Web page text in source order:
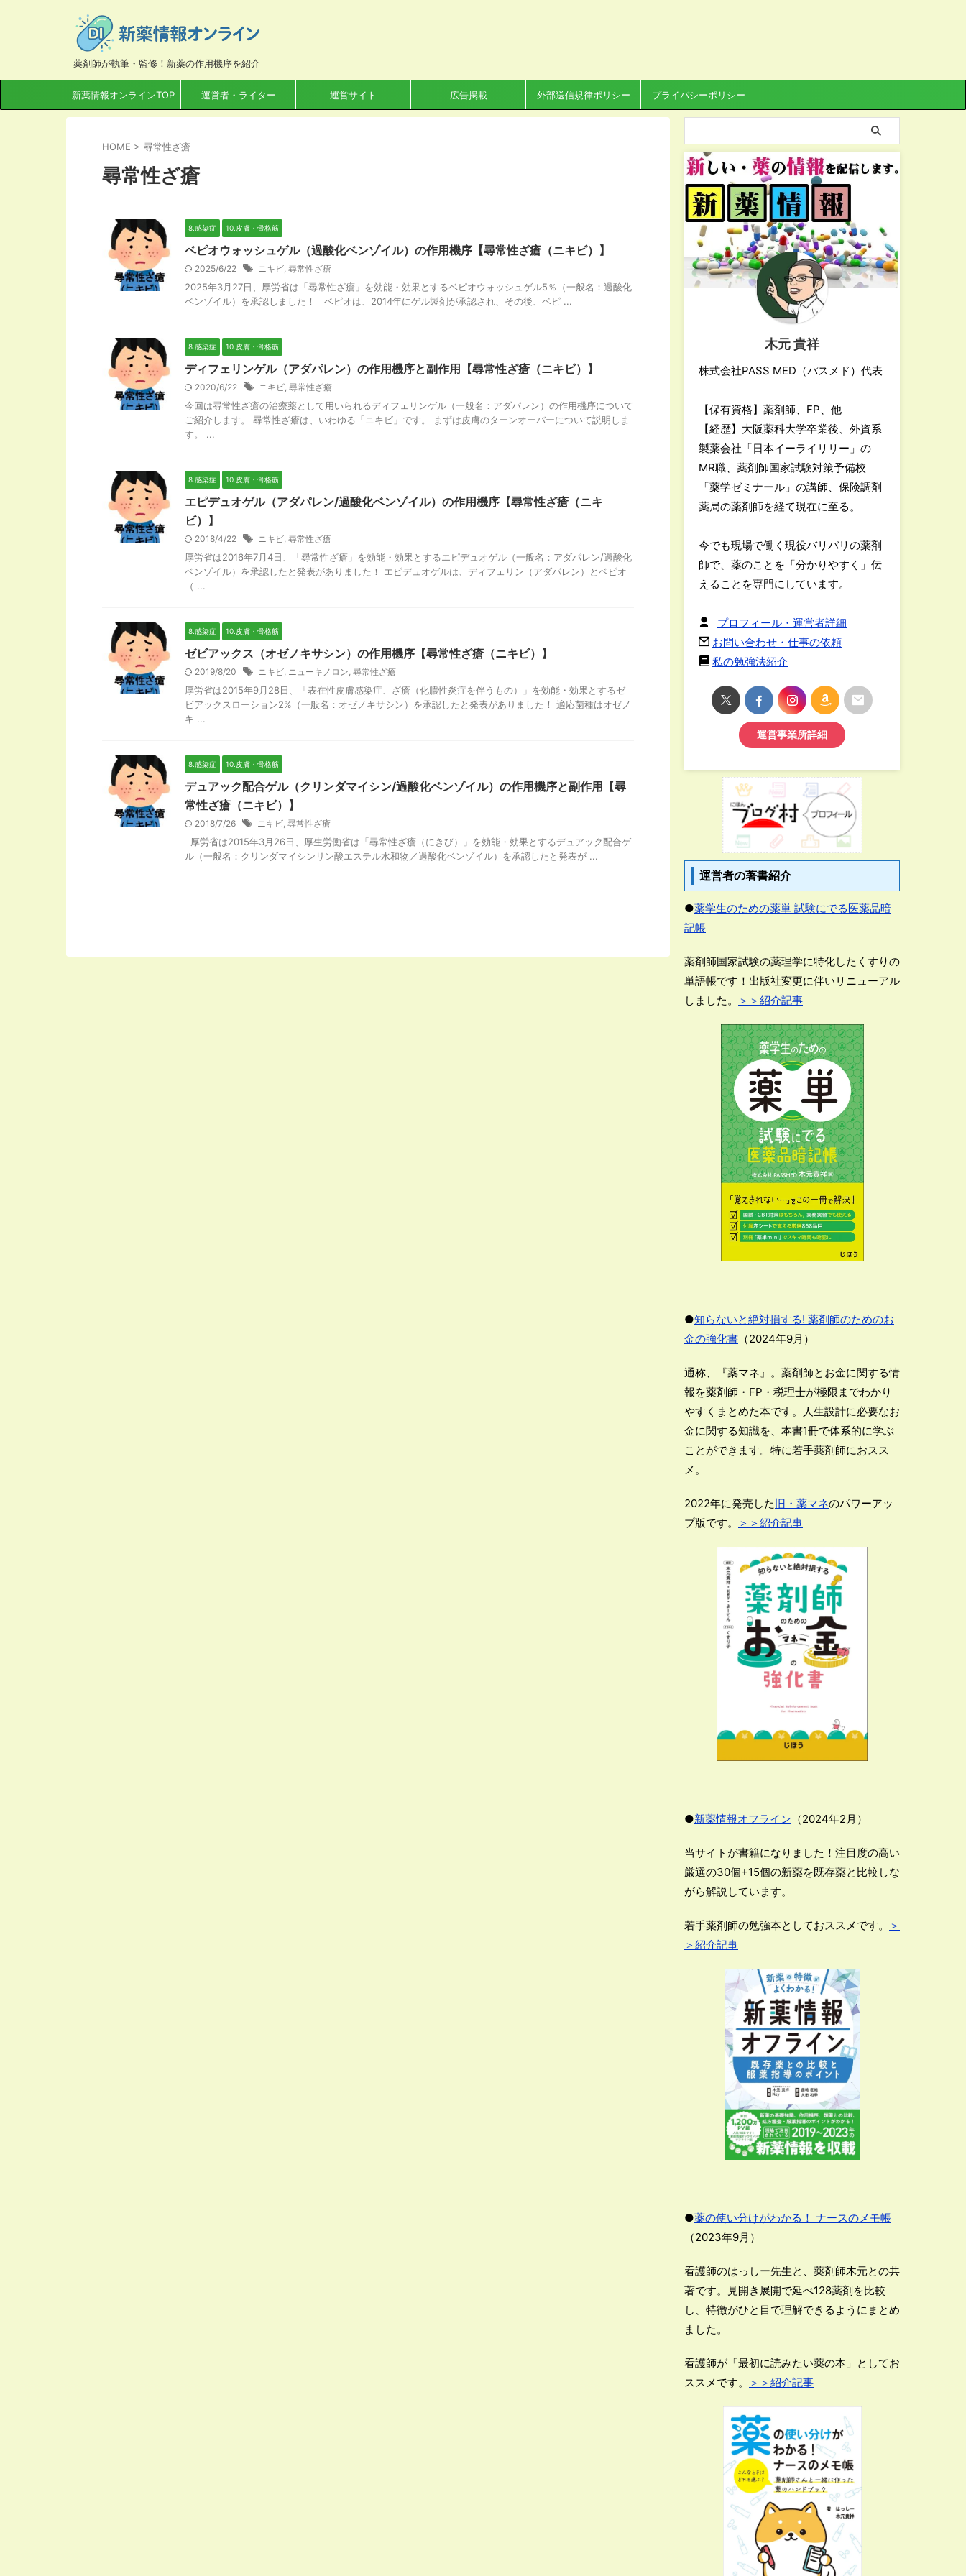
薬剤師が執筆・監修！新薬の作用機序を紹介
新薬情報オンラインTOP 運営者・ライター 運営サイト 広告掲載 外部送信規律ポリシー プライバシーポリシー
HOME > 尋常性ざ瘡
尋常性ざ瘡
8.感染症 10.皮膚・骨格筋
ベピオウォッシュゲル（過酸化ベンゾイル）の作用機序【尋常性ざ瘡（ニキビ）】
2025/6/22 ニキビ 尋常性ざ瘡
2025年3月27日、厚労省は「尋常性ざ瘡」を効能・効果とするベピオウォッシュゲル5％（一般名：過酸化
ベンゾイル）を承認しました！ ベピオは、2014年にゲル製剤が承認され、その後、ベピ ...
8.感染症 10.皮膚・骨格筋
ディフェリンゲル（アダパレン）の作用機序と副作用【尋常性ざ瘡（ニキビ）】
2020/6/22 ニキビ 尋常性ざ瘡
今回は尋常性ざ瘡の治療薬として用いられるディフェリンゲル（一般名：アダパレン）の作用機序について
ご紹介します。 尋常性ざ瘡は、いわゆる「ニキビ」です。 まずは皮膚のターンオーバーについて説明しま
す。 ...
8.感染症 10.皮膚・骨格筋
エピデュオゲル（アダパレン/過酸化ベンゾイル）の作用機序【尋常性ざ瘡（ニキ
ビ）】
2018/4/22 ニキビ 尋常性ざ瘡
厚労省は2016年7月4日、「尋常性ざ瘡」を効能・効果とするエピデュオゲル（一般名：アダパレン/過酸化
ベンゾイル）を承認したと発表がありました！ エピデュオゲルは、ディフェリン（アダパレン）とベピオ
（ ...
8.感染症 10.皮膚・骨格筋
ゼビアックス（オゼノキサシン）の作用機序【尋常性ざ瘡（ニキビ）】
2019/8/20 ニキビ ニューキノロン 尋常性ざ瘡
厚労省は2015年9月28日、「表在性皮膚感染症、ざ瘡（化膿性炎症を伴うもの）」を効能・効果とするゼ
ビアックスローション2%（一般名：オゼノキサシン）を承認したと発表がありました！ 適応菌種はオゼノ
キ ...
8.感染症 10.皮膚・骨格筋
デュアック配合ゲル（クリンダマイシン/過酸化ベンゾイル）の作用機序と副作用【尋
常性ざ瘡（ニキビ）】
2018/7/26 ニキビ 尋常性ざ瘡
厚労省は2015年3月26日、厚生労働省は「尋常性ざ瘡（にきび）」を効能・効果とするデュアック配合ゲ
ル（一般名：クリンダマイシンリン酸エステル水和物／過酸化ベンゾイル）を承認したと発表が ...
木元 貴祥
株式会社PASS MED（パスメド）代表
【保有資格】薬剤師、FP、他
【経歴】大阪薬科大学卒業後、外資系
製薬会社「日本イーライリリー」の
MR職、薬剤師国家試験対策予備校
「薬学ゼミナール」の講師、保険調剤
薬局の薬剤師を経て現在に至る。
今でも現場で働く現役バリバリの薬剤
師で、薬のことを「分かりやすく」伝
えることを専門にしています。
プロフィール・運営者詳細
お問い合わせ・仕事の依頼
私の勉強法紹介
運営事業所詳細
運営者の著書紹介
●薬学生のための薬単 試験にでる医薬品暗
記帳
薬剤師国家試験の薬理学に特化したくすりの
単語帳です！出版社変更に伴いリニューアル
しました。
＞＞紹介記事
●知らないと絶対損する! 薬剤師のためのお
金の強化書 （2024年9月）
通称、『薬マネ』。薬剤師とお金に関する情
報を薬剤師・FP・税理士が極限までわかり
やすくまとめた本です。人生設計に必要なお
金に関する知識を、本書1冊で体系的に学ぶ
ことができます。特に若手薬剤師におスス
メ。
2022年に発売した旧・薬マネのパワーアッ
プ版です。
＞＞紹介記事
●新薬情報オフライン （2024年2月）
当サイトが書籍になりました！注目度の高い
厳選の30個+15個の新薬を既存薬と比較しな
がら解説しています。
若手薬剤師の勉強本としておススメです。
＞
＞紹介記事
●薬の使い分けがわかる！ ナースのメモ帳
（2023年9月）
看護師のはっしー先生と、薬剤師木元との共
著です。見開き展開で延べ128薬剤を比較
し、特徴がひと目で理解できるようにまとめ
ました。
看護師が「最初に読みたい薬の本」としてお
ススメです。
＞＞紹介記事